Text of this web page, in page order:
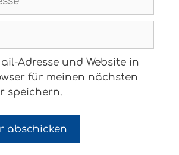
Adresse und Website in
für meinen nächsten
speichern.